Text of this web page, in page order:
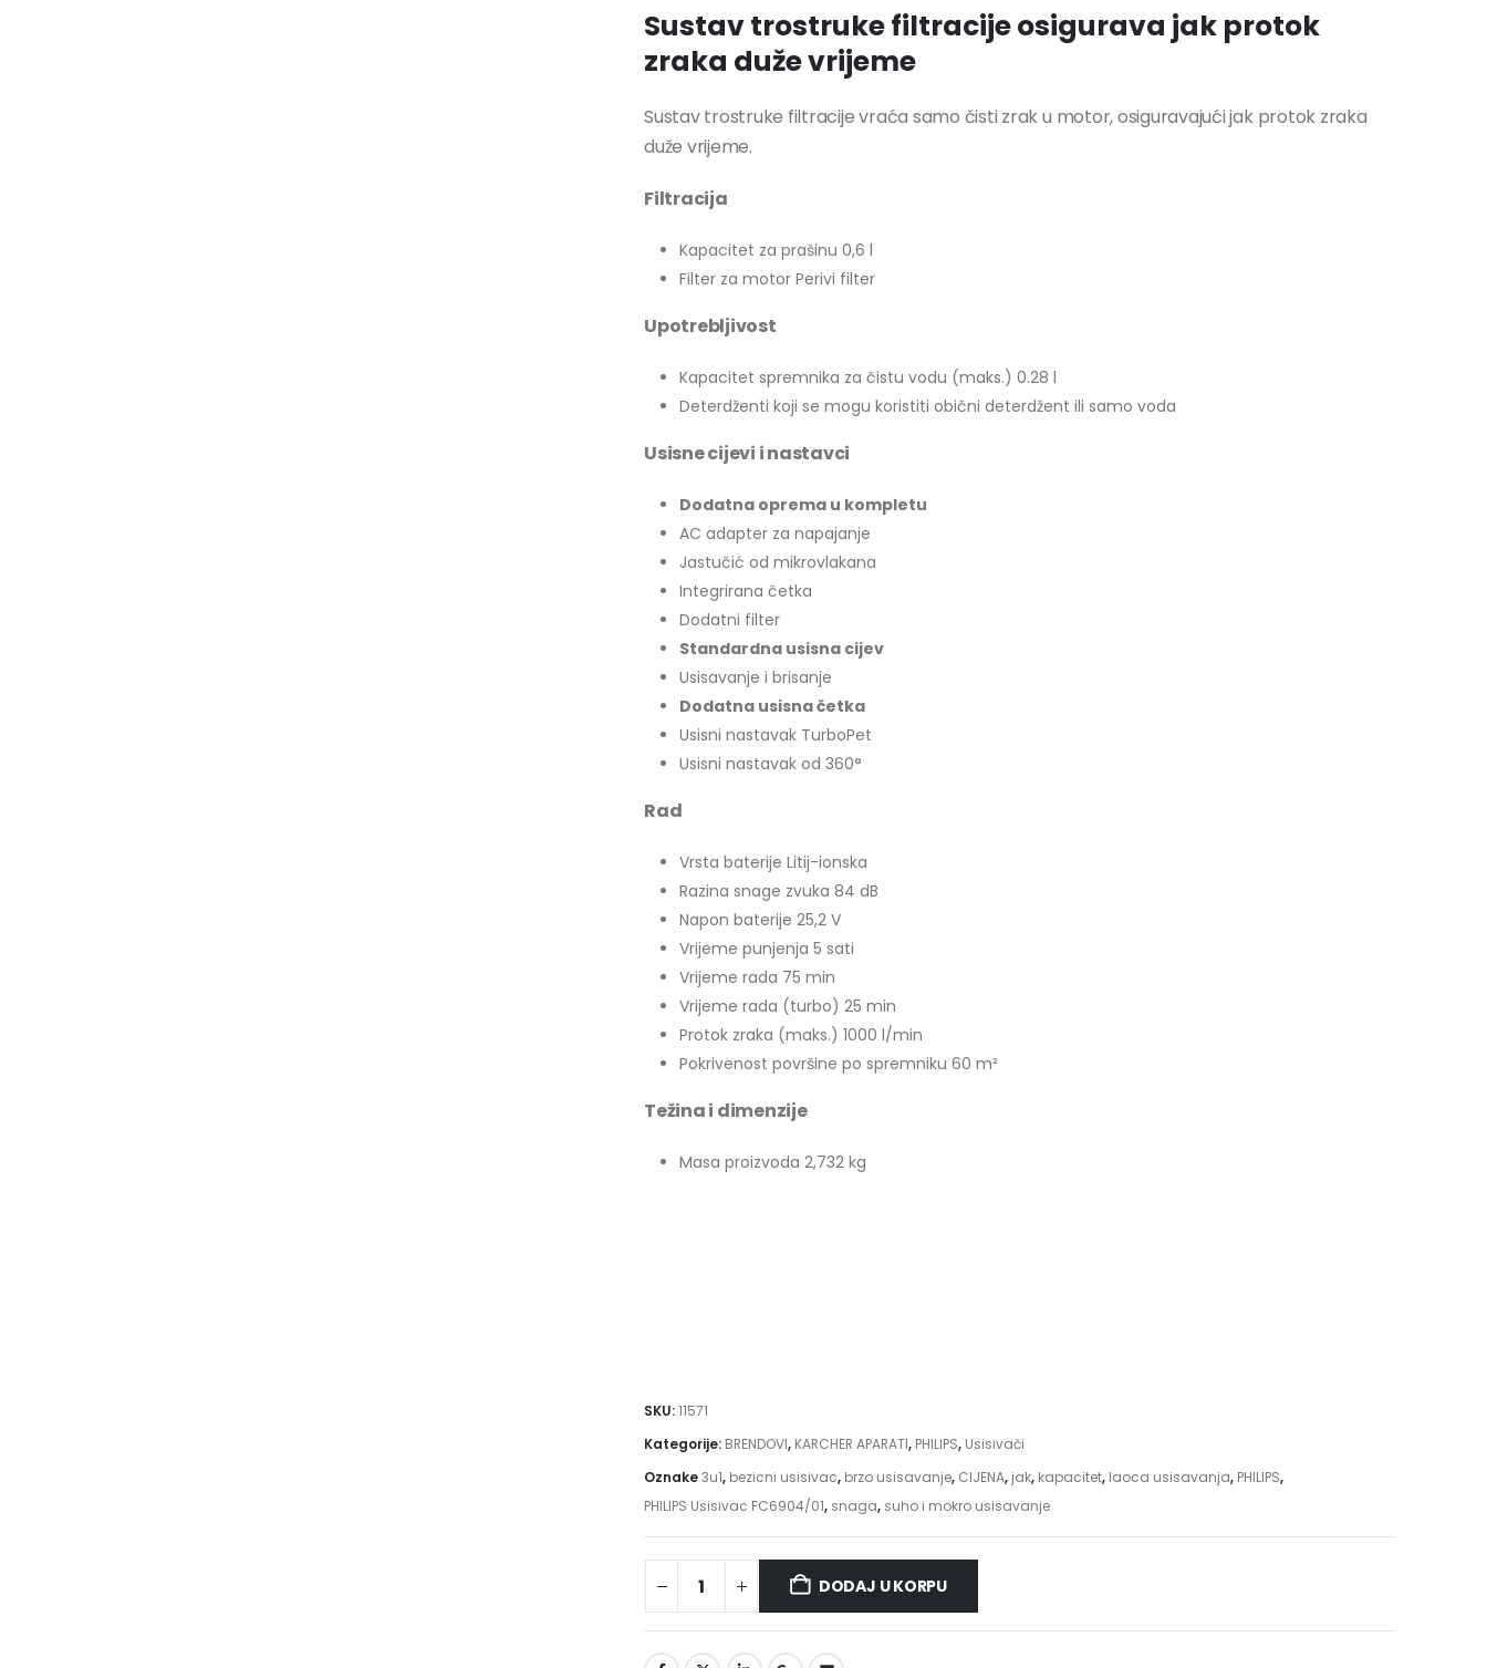
Sustav trostruke filtracije osigurava jak protok
zraka duže vrijeme
Sustav trostruke filtracije vraća samo čisti zrak u motor, osiguravajući jak protok zraka
duže vrijeme.
Filtracija
Kapacitet za prašinu 0,6 l
Filter za motor Perivi filter
Upotrebljivost
Kapacitet spremnika za čistu vodu (maks.) 0.28 l
Deterdženti koji se mogu koristiti obični deterdžent ili samo voda
Usisne cijevi i nastavci
Dodatna oprema u kompletu
AC adapter za napajanje
Jastučić od mikrovlakana
Integrirana četka
Dodatni filter
Standardna usisna cijev
Usisavanje i brisanje
Dodatna usisna četka
Usisni nastavak TurboPet
Usisni nastavak od 360°
Rad
Vrsta baterije Litij-ionska
Razina snage zvuka 84 dB
Napon baterije 25,2 V
Vrijeme punjenja 5 sati
Vrijeme rada 75 min
Vrijeme rada (turbo) 25 min
Protok zraka (maks.) 1000 l/min
Pokrivenost površine po spremniku 60 m²
Težina i dimenzije
Masa proizvoda 2,732 kg
SKU:11571
Kategorije: BRENDOVI, KARCHER APARATI, PHILIPS, Usisivači
Oznake3u1, bezicni usisivac, brzo usisavanje, CIJENA, jak, kapacitet, laoca usisavanja, PHILIPS,
PHILIPS Usisivac FC6904/01, snaga, suho i mokro usisavanje
DODAJ U KORPU